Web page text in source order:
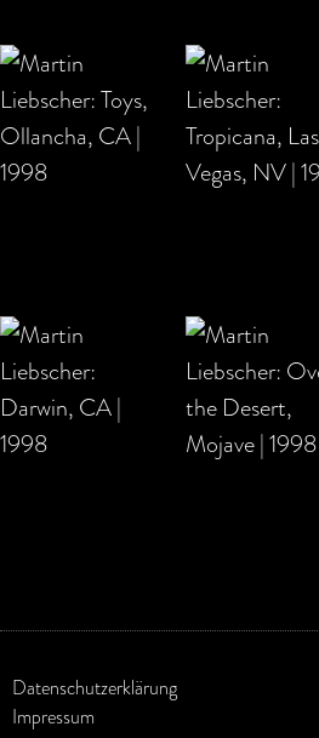
Datenschutzerklärung
Impressum